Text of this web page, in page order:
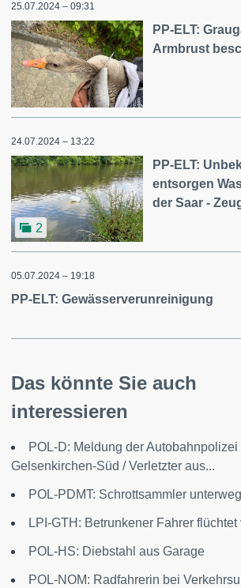
25.07.2024 – 09:31
PP-ELT:
Armbrust
24.07.2024 – 13:22
2
PP-ELT:
entsorgen
der Saar -
05.07.2024 – 19:18
PP-ELT: Gewässerverunreinigung
Das könnte Sie auch
interessieren
POL-D: Meldung der Autobahnpolizei
Gelsenkirchen-Süd / Verletzter aus...
POL-PDMT: Schrottsammler
LPI-GTH: Betrunkener Fahrer
POL-HS: Diebstahl aus Garage
POL-NOM: Radfahrerin bei